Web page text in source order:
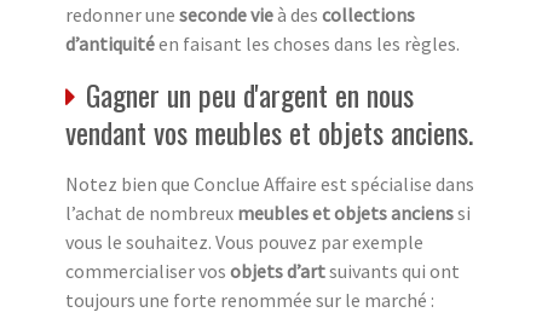
redonner une seconde vieà des collections
d’antiquitéen faisant les choses dans les règles.
Gagner un peu d'argent en nous
vendant vos meubles et objets anciens.
Notez bien que Conclue Affaire est spécialise dans
l’achat de nombreux meubles et objets ancienssi
vous le souhaitez. Vous pouvez par exemple
commercialiser vos objets d’artsuivants qui ont
toujours une forte renommée sur le marché :